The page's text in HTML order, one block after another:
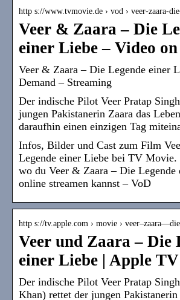
http s://www.tvmovie.de › vod › veer-zaara-
Veer & Zaara – Die
einer Liebe – Video
Veer & Zaara – Die Legende einer
Demand – Streaming
Der indische Pilot Veer Pratap
jungen Pakistanerin Zaara das
daraufhin einen einzigen Tag
Infos, Bilder und Cast zum Film
Legende einer Liebe bei TV
wo du Veer & Zaara – Die Legende
online streamen kannst – VoD
http s://tv.apple.com › movie ›
Veer und Zaara – Die
einer Liebe | Apple
Der indische Pilot Veer Pratap
Khan) rettet der jungen